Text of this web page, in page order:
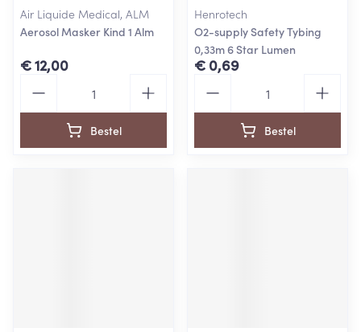
Air Liquide Medical, ALM
Aerosol Masker Kind 1 Alm
€ 12,00
Bestel
Henrotech
O2-supply Safety Tybing
0,33m 6 Star Lumen
€ 0,69
Bestel